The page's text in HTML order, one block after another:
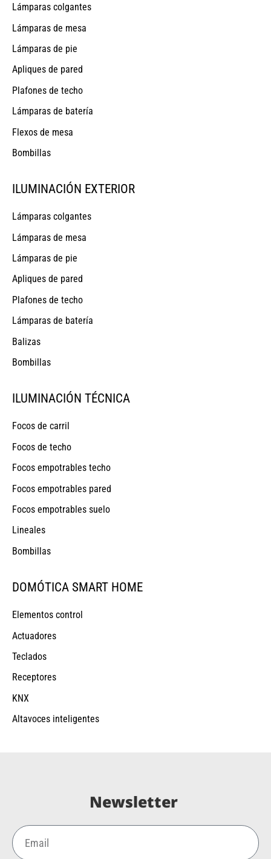
Lámparas colgantes
Lámparas de mesa
Lámparas de pie
Apliques de pared
Plafones de techo
Lámparas de batería
Flexos de mesa
Bombillas
ILUMINACIÓN EXTERIOR
Lámparas colgantes
Lámparas de mesa
Lámparas de pie
Apliques de pared
Plafones de techo
Lámparas de batería
Balizas
Bombillas
ILUMINACIÓN TÉCNICA
Focos de carril
Focos de techo
Focos empotrables techo
Focos empotrables pared
Focos empotrables suelo
Lineales
Bombillas
DOMÓTICA SMART HOME
Elementos control
Actuadores
Teclados
Receptores
KNX
Altavoces inteligentes
Newsletter